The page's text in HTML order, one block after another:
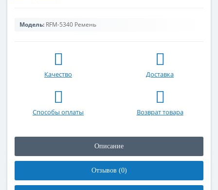
Модель: RFM-5340 Ремень
Качество Доставка
Способы оплаты Возврат товара
Описание
Отзывов (0)